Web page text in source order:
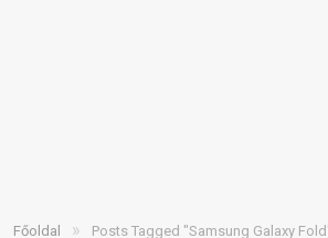
Főoldal » Posts Tagged "Samsung Galaxy